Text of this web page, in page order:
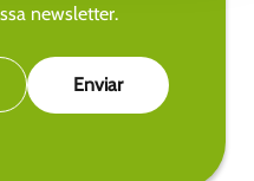
newsletter.